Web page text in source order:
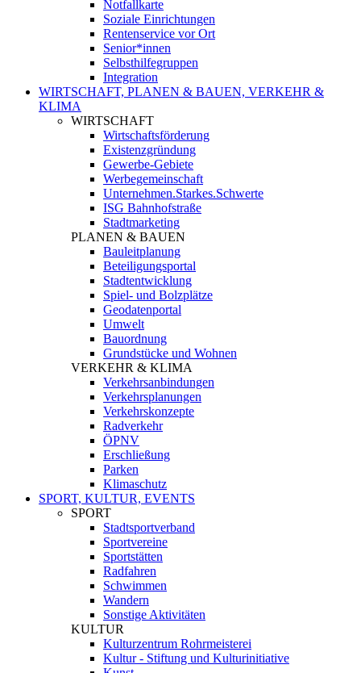
Notfallkarte
Soziale Einrichtungen
Rentenservice vor Ort
Senior*innen
Selbsthilfegruppen
Integration
WIRTSCHAFT, PLANEN & BAUEN, VERKEHR &
KLIMA
WIRTSCHAFT
Wirtschaftsförderung
Existenzgründung
Gewerbe-Gebiete
Werbegemeinschaft
Unternehmen.Starkes.Schwerte
ISG Bahnhofstraße
Stadtmarketing
PLANEN & BAUEN
Bauleitplanung
Beteiligungsportal
Stadtentwicklung
Spiel- und Bolzplätze
Geodatenportal
Umwelt
Bauordnung
Grundstücke und Wohnen
VERKEHR & KLIMA
Verkehrsanbindungen
Verkehrsplanungen
Verkehrskonzepte
Radverkehr
ÖPNV
Erschließung
Parken
Klimaschutz
SPORT, KULTUR, EVENTS
SPORT
Stadtsportverband
Sportvereine
Sportstätten
Radfahren
Schwimmen
Wandern
Sonstige Aktivitäten
KULTUR
Kulturzentrum Rohrmeisterei
Kultur - Stiftung und Kulturinitiative